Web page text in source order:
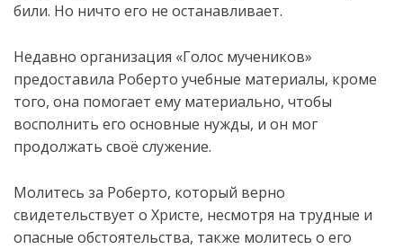
били. Но ничто его не останавливает.
Недавно организация «Голос мучеников»
предоставила Роберто учебные материалы, кроме
того, она помогает ему материально, чтобы
восполнить его основные нужды, и он мог
продолжать своё служение.
Молитесь за Роберто, который верно
свидетельствует о Христе, несмотря на трудные и
опасные обстоятельства, также молитесь о его